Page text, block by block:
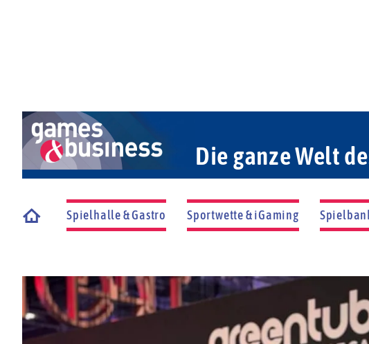
Die ganze Welt
Spielhalle & Gastro Sportwette & iGaming